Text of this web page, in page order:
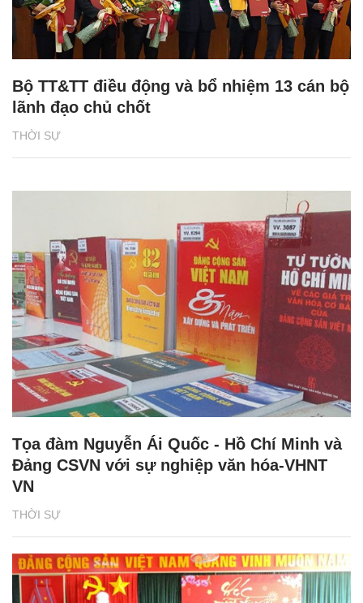
THỜI SỰ
Bộ TT&TT điều động và bổ nhiệm 13 cán bộ
lãnh đạo chủ chốt
THỜI SỰ
Tọa đàm Nguyễn Ái Quốc - Hồ Chí Minh và
Đảng CSVN với sự nghiệp văn hóa-VHNT
VN